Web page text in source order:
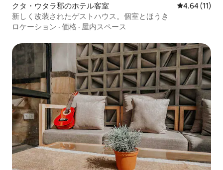
クタ・ウタラ郡のホテル客室 レビュー11
4.64 (11)
新しく改装されたゲストハウス。個室とほうき
ロケーション · 価格 · 屋内スペース